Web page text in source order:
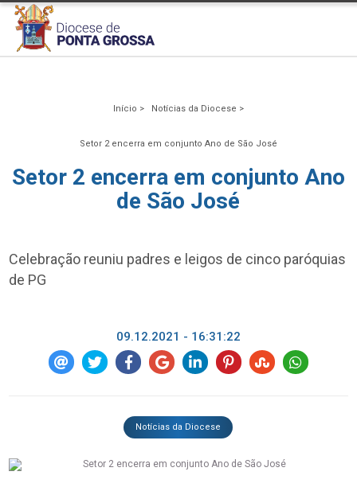
Início > Notícias da Diocese >
Setor 2 encerra em conjunto Ano de São José
Setor 2 encerra em conjunto Ano
de São José
Celebração reuniu padres e leigos de cinco paróquias
de PG
09.12.2021 - 16:31:22
Notícias da Diocese